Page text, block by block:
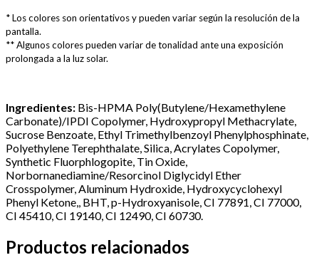
* Los colores son orientativos y pueden variar según la resolución de la
pantalla.
** Algunos colores pueden variar de tonalidad ante una exposición
prolongada a la luz solar.
Ingredientes: Bis-HPMA Poly(Butylene/Hexamethylene
Carbonate)/IPDI Copolymer, Hydroxypropyl Methacrylate,
Sucrose Benzoate, Ethyl Trimethylbenzoyl Phenylphosphinate,
Polyethylene Terephthalate, Silica, Acrylates Copolymer,
Synthetic Fluorphlogopite, Tin Oxide,
Norbornanediamine/Resorcinol Diglycidyl Ether
Crosspolymer, Aluminum Hydroxide, Hydroxycyclohexyl
Phenyl Ketone,, BHT, p-Hydroxyanisole, CI 77891, CI 77000,
CI 45410, CI 19140, CI 12490, CI 60730.
Productos relacionados